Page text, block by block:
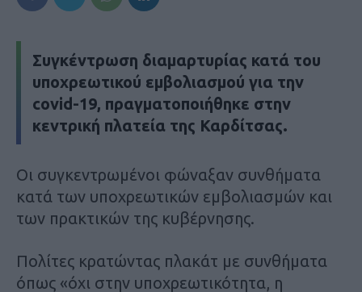
Συγκέντρωση διαμαρτυρίας κατά του
υποχρεωτικού εμβολιασμού για την
covid-19, πραγματοποιήθηκε στην
κεντρική πλατεία της Καρδίτσας.
Οι συγκεντρωμένοι φώναξαν συνθήματα
κατά των υποχρεωτικών εμβολιασμών και
των πρακτικών της κυβέρνησης.
Πολίτες κρατώντας πλακάτ με συνθήματα
όπως «όχι στην υποχρεωτικότητα, η